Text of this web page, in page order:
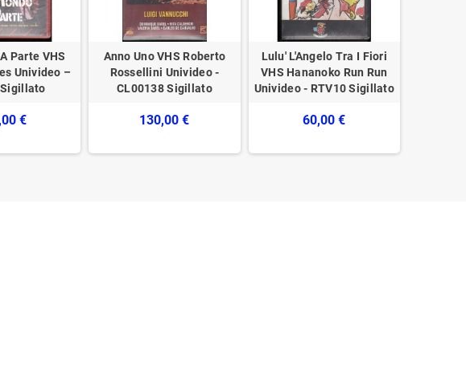
Parte VHS
Univideo –
€
Anno Uno VHS Roberto
Rossellini Univideo -
CL00138 Sigillato
130,00 €
Lulu' L'Angelo Tra I Fiori
VHS Hananoko Run Run
Univideo - RTV10 Sigillato
60,00 €